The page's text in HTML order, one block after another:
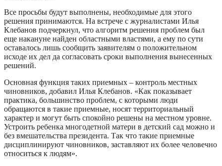
Все просьбы будут выполнены, необходимые для этого
решения принимаются. На встрече с журналистами Илья
Клебанов подчеркнул, что алгоритм решения проблем был
еще накануне найден областными властями, а ему по сути
оставалось лишь сообщить заявителям о положительном
исходе их дел да согласовать сроки выполнения вынесенных
решений.
Основная функция таких приемных – контроль местных
чиновников, добавил Илья Клебанов. «Как показывает
практика, большинство проблем, с которыми люди
обращаются в такие приемные, носят территориальный
характер и могут быть спокойно решены на местном уровне.
Устроить ребенка многодетной матери в детский сад можно и
без вмешательства президента. Так что такие приемные
дисциплинируют чиновников, заставляют их более человечно
относиться к людям».